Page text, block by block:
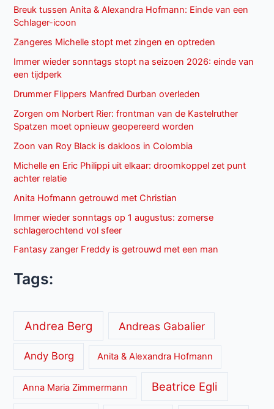
Breuk tussen Anita & Alexandra Hofmann: Einde van een
Schlager-icoon
Zangeres Michelle stopt met zingen en optreden
Immer wieder sonntags stopt na seizoen 2026: einde van
een tijdperk
Drummer Flippers Manfred Durban overleden
Zorgen om Norbert Rier: frontman van de Kastelruther
Spatzen moet opnieuw geopereerd worden
Zoon van Roy Black is dakloos in Colombia
Michelle en Eric Philippi uit elkaar: droomkoppel zet punt
achter relatie
Anita Hofmann getrouwd met Christian
Immer wieder sonntags op 1 augustus: zomerse
schlagerochtend vol sfeer
Fantasy zanger Freddy is getrouwd met een man
Tags:
Andrea Berg Andreas Gabalier
Andy Borg Anita & Alexandra Hofmann
Anna Maria Zimmermann Beatrice Egli